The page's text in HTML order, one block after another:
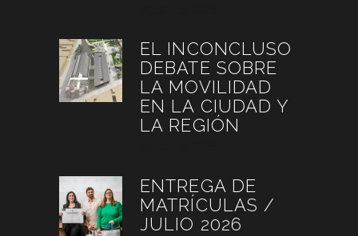
EL INCONCLUSO
DEBATE SOBRE
LA MOVILIDAD
EN LA CIUDAD Y
LA REGIÓN
ENTREGA DE
MATRÍCULAS /
JULIO 2026